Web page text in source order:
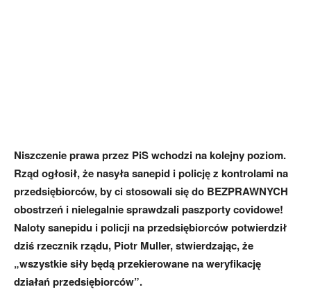
Niszczenie prawa przez PiS wchodzi na kolejny poziom.
Rząd ogłosił, że nasyła sanepid i policję z kontrolami na
przedsiębiorców, by ci stosowali się do BEZPRAWNYCH
obostrzeń i nielegalnie sprawdzali paszporty covidowe!
Naloty sanepidu i policji na przedsiębiorców potwierdził
dziś rzecznik rządu, Piotr Muller, stwierdzając, że
„wszystkie siły będą przekierowane na weryfikację
działań przedsiębiorców”.